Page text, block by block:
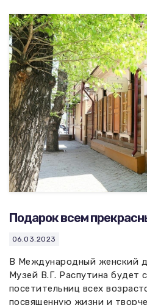
Подарок всем
06.03.2023
В Международный женский
Музей В.Г. Распутина будет
посетительниц всех
посвященную жизни и